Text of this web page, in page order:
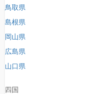
鳥取県
島根県
岡山県
広島県
山口県
四国